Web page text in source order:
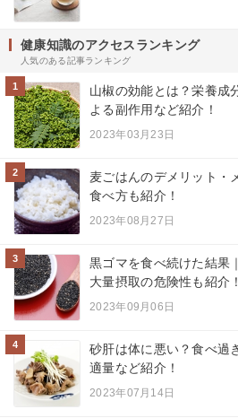
健康知識のアクセスランキング
人気のある記事ランキング
1
山椒の効能とは？栄養成
よる副作用など紹介！
2023年03月23日
2
麦ごはんのデメリット・
食べ方も紹介！
2023年08月27日
3
黒ゴマを食べ続けた結果
大量摂取の危険性も紹介！
2023年09月06日
4
砂肝は体に悪い？食べ過
適量など紹介！
2023年07月14日